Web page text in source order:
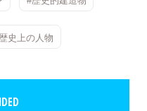
史上の人物